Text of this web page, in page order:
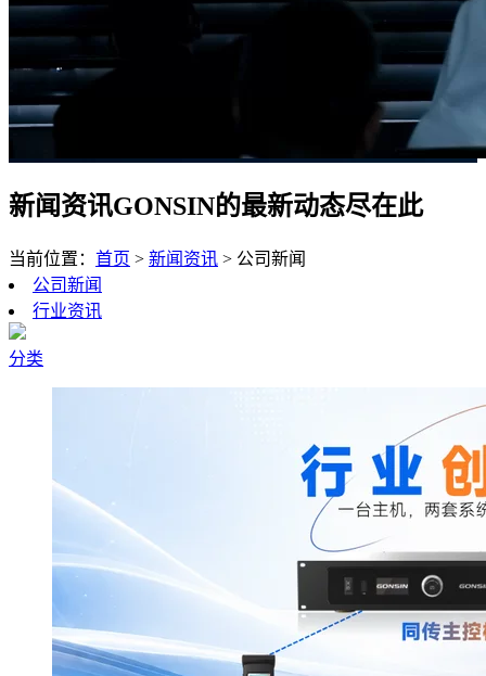
新闻资讯GONSIN的最新动态尽在此
当前位置： 首页 > 新闻资讯 > 公司新闻
公司新闻
行业资讯
分类